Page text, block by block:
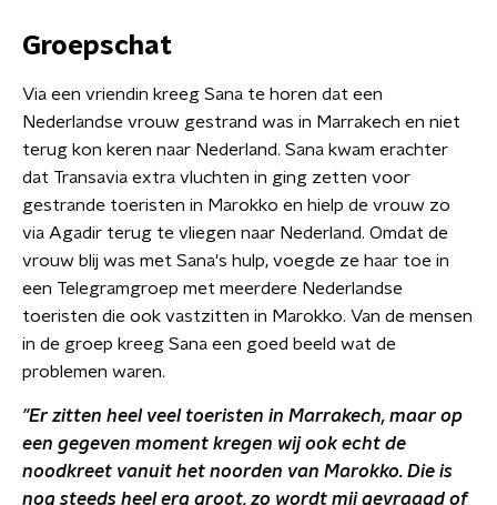
Groepschat
Via een vriendin kreeg Sana te horen dat een
Nederlandse vrouw gestrand was in Marrakech en niet
terug kon keren naar Nederland. Sana kwam erachter
dat Transavia extra vluchten in ging zetten voor
gestrande toeristen in Marokko en hielp de vrouw zo
via Agadir terug te vliegen naar Nederland. Omdat de
vrouw blij was met Sana's hulp, voegde ze haar toe in
een Telegramgroep met meerdere Nederlandse
toeristen die ook vastzitten in Marokko. Van de mensen
in de groep kreeg Sana een goed beeld wat de
problemen waren.
"Er zitten heel veel toeristen in Marrakech, maar op
een gegeven moment kregen wij ook echt de
noodkreet vanuit het noorden van Marokko. Die is
nog steeds heel erg groot, zo wordt mij gevraagd of